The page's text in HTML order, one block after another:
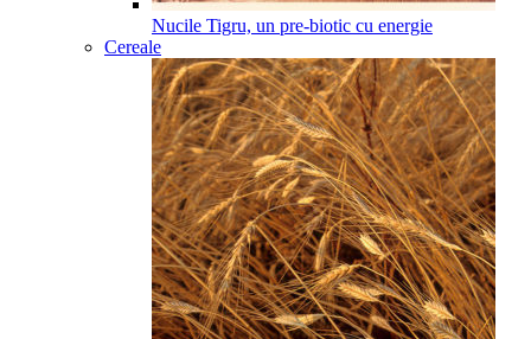
Nucile Tigru, un pre-biotic cu energie
Cereale